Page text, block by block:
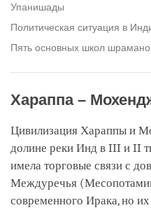
Упанишады
Политическая ситуация в
Пять основных школ
Хараппа –
Цивилизация Хараппы и
долине реки Инд в III и II
имела торговые связи с
Междуречья
современного Ирака, но